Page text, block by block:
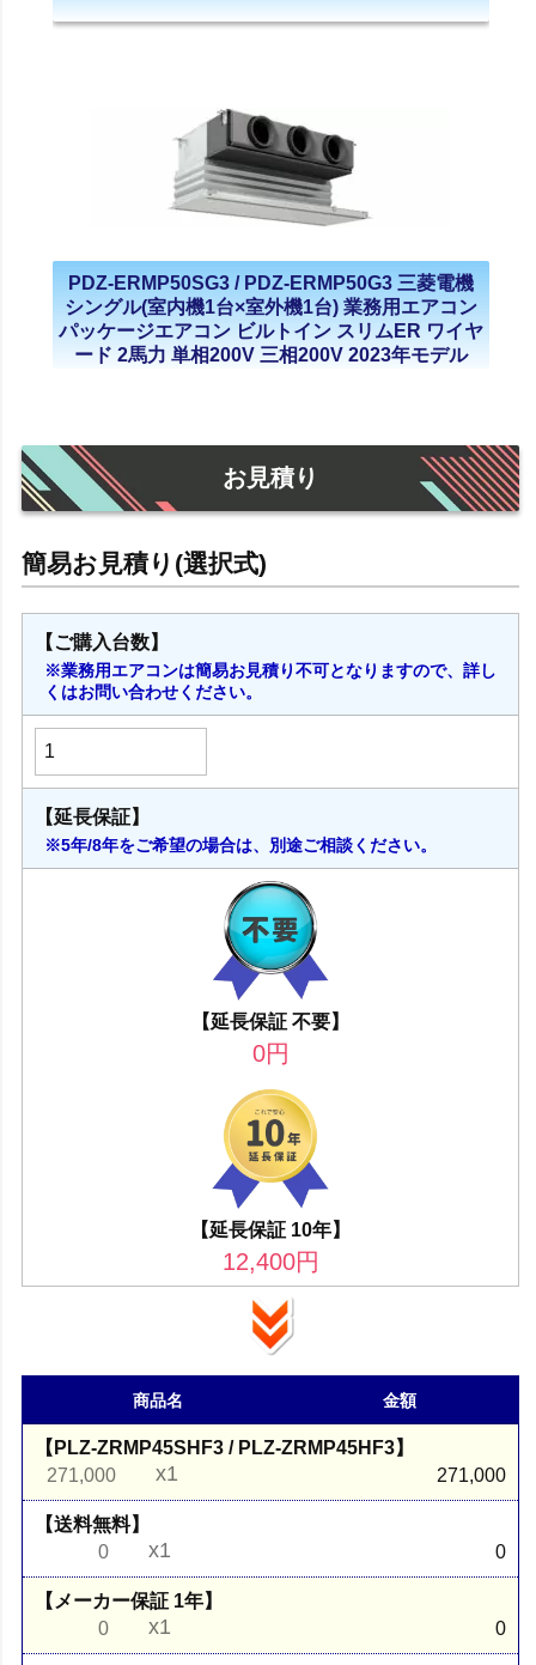
PDZ-ERMP50SG3 / PDZ-ERMP50G3 三菱電機
シングル(室内機1台×室外機1台) 業務用エアコン
パッケージエアコン ビルトイン スリムER ワイヤ
ード 2馬力 単相200V 三相200V 2023年モデル
お見積り
【ご購入台数】
※業務用エアコンは簡易お見積り不可となりますので、詳し
くはお問い合わせください。
【延長保証】
※5年/8年をご希望の場合は、別途ご相談ください。
【延長保証 不要】
0円
【延長保証 10年】
12,400円
商品名 金額
【PLZ-ZRMP45SHF3 / PLZ-ZRMP45HF3】
271,000
x1 271,000
【送料無料】
0
x1 0
【メーカー保証 1年】
0
x1 0